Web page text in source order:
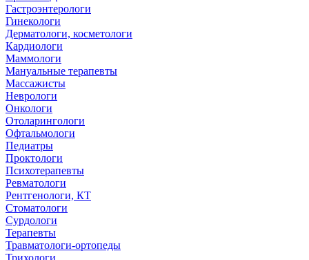
Гастроэнтерологи
Гинекологи
Дерматологи, косметологи
Кардиологи
Маммологи
Мануальные терапевты
Массажисты
Неврологи
Онкологи
Отоларингологи
Офтальмологи
Педиатры
Проктологи
Психотерапевты
Ревматологи
Рентгенологи, КТ
Стоматологи
Сурдологи
Терапевты
Травматологи-ортопеды
Трихологи